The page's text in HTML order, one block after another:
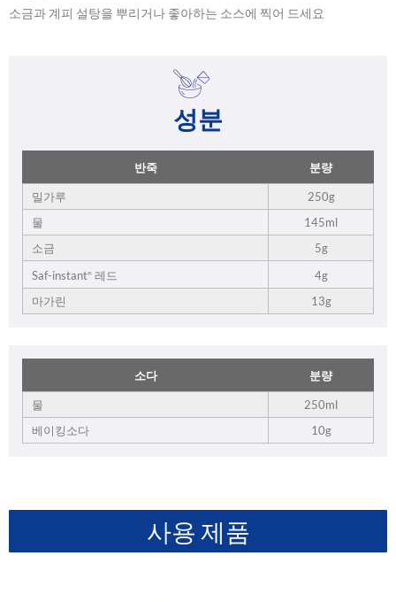
소금과 계피 설탕을 뿌리거나 좋아하는 소스에 찍어 드세요
성분
반죽 분량
밀가루
250g
물
145ml
소금
5g
Saf-instant® 레드
4g
마가린
13g
소다 분량
물
250ml
베이킹소다
10g
사용 제품